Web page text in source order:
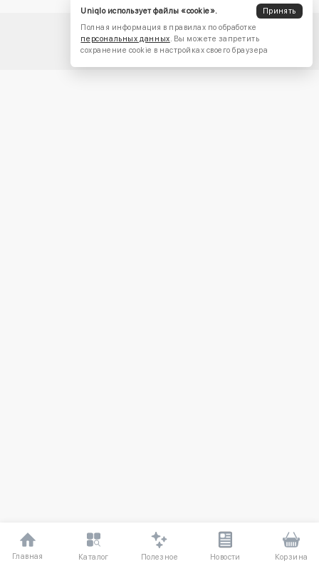
Главная Каталог Полезное Новости Корзина
Uniqlo использует файлы «cookie».
Принять
Полная информация в правилах по обработке
персональных данных. Вы можете запретить
сохранение cookie в настройках своего браузера